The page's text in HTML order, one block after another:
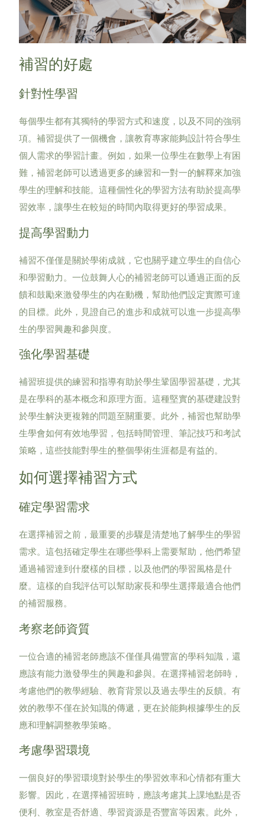
補習的好處
針對性學習
每個學生都有其獨特的學習方式和速度，以及不同的強弱
項。補習提供了一個機會，讓教育專家能夠設計符合學生
個人需求的學習計畫。例如，如果一位學生在數學上有困
難，補習老師可以透過更多的練習和一對一的解釋來加強
學生的理解和技能。這種個性化的學習方法有助於提高學
習效率，讓學生在較短的時間內取得更好的學習成果。
提高學習動力
補習不僅僅是關於學術成就，它也關乎建立學生的自信心
和學習動力。一位鼓舞人心的補習老師可以通過正面的反
饋和鼓勵來激發學生的內在動機，幫助他們設定實際可達
的目標。此外，見證自己的進步和成就可以進一步提高學
生的學習興趣和參與度。
強化學習基礎
補習班提供的練習和指導有助於學生鞏固學習基礎，尤其
是在學科的基本概念和原理方面。這種堅實的基礎建設對
於學生解決更複雜的問題至關重要。此外，補習也幫助學
生學會如何有效地學習，包括時間管理、筆記技巧和考試
策略，這些技能對學生的整個學術生涯都是有益的。
如何選擇補習方式
確定學習需求
在選擇補習之前，最重要的步驟是清楚地了解學生的學習
需求。這包括確定學生在哪些學科上需要幫助，他們希望
通過補習達到什麼樣的目標，以及他們的學習風格是什
麼。這樣的自我評估可以幫助家長和學生選擇最適合他們
的補習服務。
考察老師資質
一位合適的補習老師應該不僅僅具備豐富的學科知識，還
應該有能力激發學生的興趣和參與。在選擇補習老師時，
考慮他們的教學經驗、教育背景以及過去學生的反饋。有
效的教學不僅在於知識的傳遞，更在於能夠根據學生的反
應和理解調整教學策略。
考慮學習環境
一個良好的學習環境對於學生的學習效率和心情都有重大
影響。因此，在選擇補習班時，應該考慮其上課地點是否
便利、教室是否舒適、學習資源是否豐富等因素。此外，